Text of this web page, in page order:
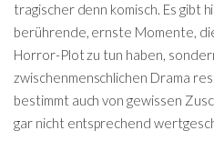
tragischer denn komisch. Es gibt
berührende, ernste Momente,
Horror-Plot zu tun haben,
zwischenmenschlichen Drama
bestimmt auch von gewissen
gar nicht entsprechend